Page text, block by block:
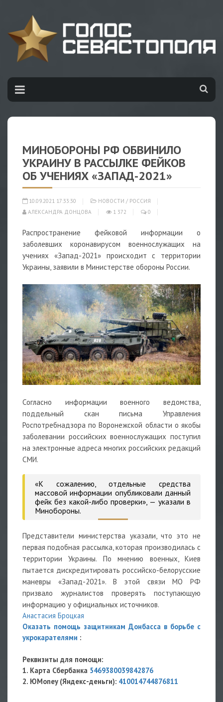
МИНОБОРОНЫ РФ ОБВИНИЛО
УКРАИНУ В РАССЫЛКЕ ФЕЙКОВ
ОБ УЧЕНИЯХ «ЗАПАД-2021»
10.09.2021 17:33:30 НОВОСТИ / РОССИЯ
АЛЕКСАНДРА ДОНЦОВА
1 372 0
Распространение фейковой информации о
заболевших коронавирусом военнослужащих на
учениях «Запад-2021» происходит с территории
Украины, заявили в Министерстве обороны России.
Согласно информации военного ведомства,
поддельный скан письма Управления
Роспотребнадзора по Воронежской области о якобы
заболевании российских военнослужащих поступил
на электронные адреса многих российских редакций
СМИ.
«К сожалению, отдельные средства
массовой информации опубликовали данный
фейк без какой-либо проверки», — указали в
Минобороны.
Представители министерства указали, что это не
первая подобная рассылка, которая производилась с
территории Украины. По мнению военных, Киев
пытается дискредитировать российско-белорусские
маневры «Запад-2021». В этой связи МО РФ
призвало журналистов проверять поступающую
информацию у официальных источников.
Анастасия Броцкая
Оказать помощь защитникам Донбасса в борьбе с
укрокарателями :
Реквизиты для помощи:
1. Карта Сбербанка 5469380039842876
2. ЮMoney (Яндекс-деньги): 410014744876811